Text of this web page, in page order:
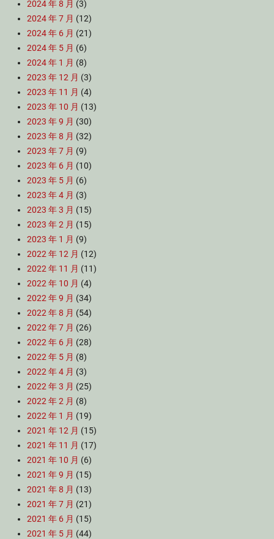
2024 年 8 月 (3)
2024 年 7 月 (12)
2024 年 6 月 (21)
2024 年 5 月 (6)
2024 年 1 月 (8)
2023 年 12 月 (3)
2023 年 11 月 (4)
2023 年 10 月 (13)
2023 年 9 月 (30)
2023 年 8 月 (32)
2023 年 7 月 (9)
2023 年 6 月 (10)
2023 年 5 月 (6)
2023 年 4 月 (3)
2023 年 3 月 (15)
2023 年 2 月 (15)
2023 年 1 月 (9)
2022 年 12 月 (12)
2022 年 11 月 (11)
2022 年 10 月 (4)
2022 年 9 月 (34)
2022 年 8 月 (54)
2022 年 7 月 (26)
2022 年 6 月 (28)
2022 年 5 月 (8)
2022 年 4 月 (3)
2022 年 3 月 (25)
2022 年 2 月 (8)
2022 年 1 月 (19)
2021 年 12 月 (15)
2021 年 11 月 (17)
2021 年 10 月 (6)
2021 年 9 月 (15)
2021 年 8 月 (13)
2021 年 7 月 (21)
2021 年 6 月 (15)
2021 年 5 月 (44)